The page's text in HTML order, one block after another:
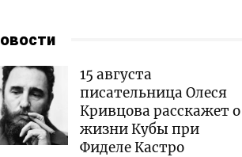
15 августа
писательница Олеся
Кривцова расскажет о
жизни Кубы при
Фиделе Кастро